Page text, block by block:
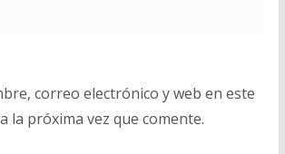
correo electrónico y web en este
la próxima vez que comente.